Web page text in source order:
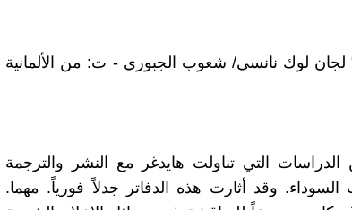
لجان لوك نانسي/ شعوب الجبوري - ت: من الألمانية
التي تناولت هايدغر مع النشر والترجمة
السوداء. وقد أثارت هذه الدفاتر جدلاً فورياً. مهما.